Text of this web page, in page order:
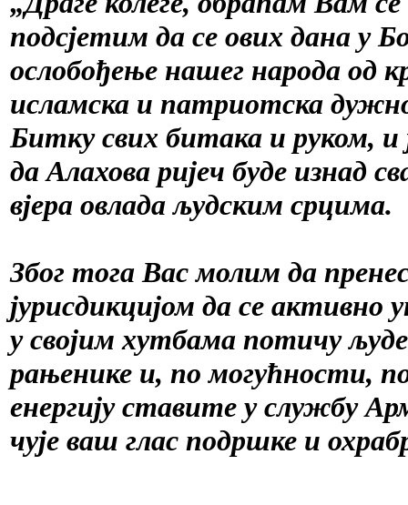
подсјетим да се ових дана у
ослобођење нашег народа од
исламска и патриотска
Битку свих битака и руком, и
да Алахова ријеч буде изнад
вјера овлада људским срцима.
Због тога Вас молим да
јурисдикцијом да се активно
у својим хутбама потичу
рањенике и, по могућности,
енергију ставите у службу
чује ваш глас подршке и